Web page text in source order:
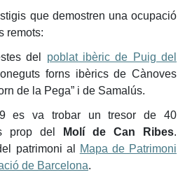
que demostren una ocupació
remots:
del poblat ibèric de Puig del
forns ibèrics de Cànoves
de la Pega” i de Samalús.
es va trobar un tresor de 40
prop del
Molí de Can Ribes.
patrimoni al
Mapa de Patrimoni
de Barcelona.